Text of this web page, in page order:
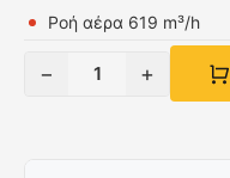
Ροή αέρα 619 m³/h
− 1 +